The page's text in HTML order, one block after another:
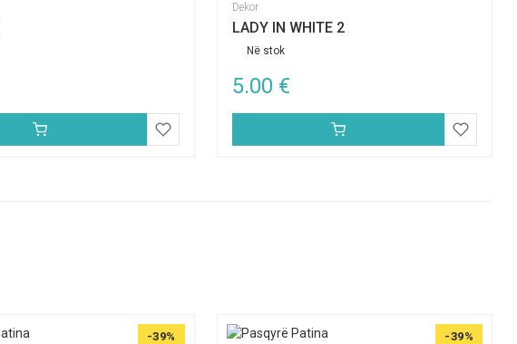
Dekor
LADY IN WHITE 2
Në stok
5.00 €
-39% -39%